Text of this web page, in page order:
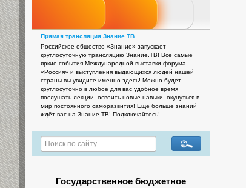
Прямая трансляция Знание.ТВ
Российское общество «Знание» запускает
круглосуточную трансляцию Знание.ТВ! Все самые
яркие события Международной выставки-форума
«Россия» и выступления выдающихся людей нашей
страны вы увидите именно здесь! Можно будет
круглосуточно в любое для вас удобное время
послушать лекции, освоить новые навыки, окунуться в
мир постоянного саморазвития! Ещё больше знаний
ждёт вас на Знание.ТВ! Подключайтесь!
Государственное бюджетное